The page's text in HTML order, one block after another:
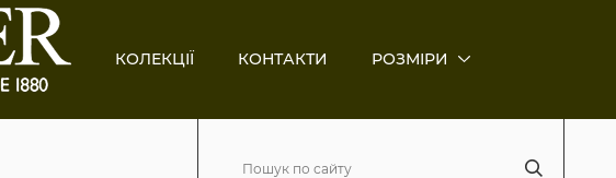
КОЛЕКЦІЇ КОНТАКТИ РОЗМІРИ